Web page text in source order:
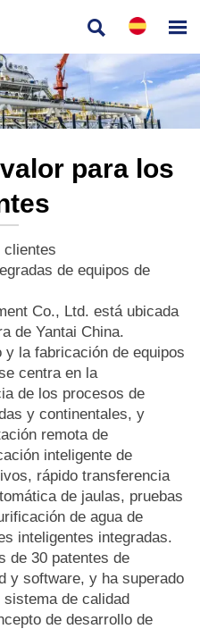
 
para los
clientes
de equipos de
Co., Ltd. está ubicada
de Yantai China.
la fabricación de equipos
centra en la
de los procesos de
y continentales, y
remota de
inteligente de
rápido transferencia
de jaulas, pruebas
de agua de
inteligentes integradas.
de 30 patentes de
y software, y ha superado
de calidad
de desarrollo de